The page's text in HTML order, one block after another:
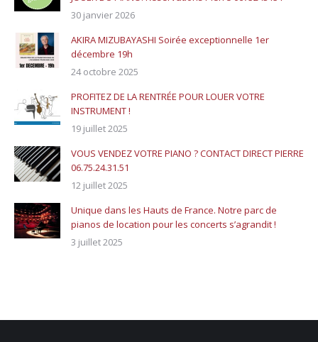
30 janvier 2026
AKIRA MIZUBAYASHI Soirée exceptionnelle 1er
décembre 19h
24 octobre 2025
PROFITEZ DE LA RENTRÉE POUR LOUER VOTRE
INSTRUMENT !
19 juillet 2025
VOUS VENDEZ VOTRE PIANO ? CONTACT DIRECT PIERRE
06.75.24.31.51
12 juillet 2025
Unique dans les Hauts de France. Notre parc de
pianos de location pour les concerts s’agrandit !
3 juillet 2025